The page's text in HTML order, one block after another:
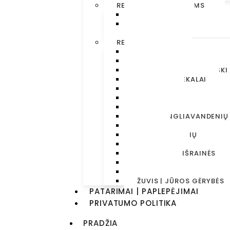
RECEPTAI MAŽIAUSIEMS
RECEPTAI ŠEIMAI
AUGALINĖS KILMĖS |
BE MĖSOS | VEGETARIŠKI
BULVIŲ PATIEKALAI
MAŽAI ANGLIAVANDENIŲ
PER 30 MINUČIŲ
SALOTOS/MIŠRAINĖS
ŽUVIS | JŪROS GĖRYBĖS
PATARIMAI | PAPLEPĖJIMAI
PRIVATUMO POLITIKA
PRADŽIA